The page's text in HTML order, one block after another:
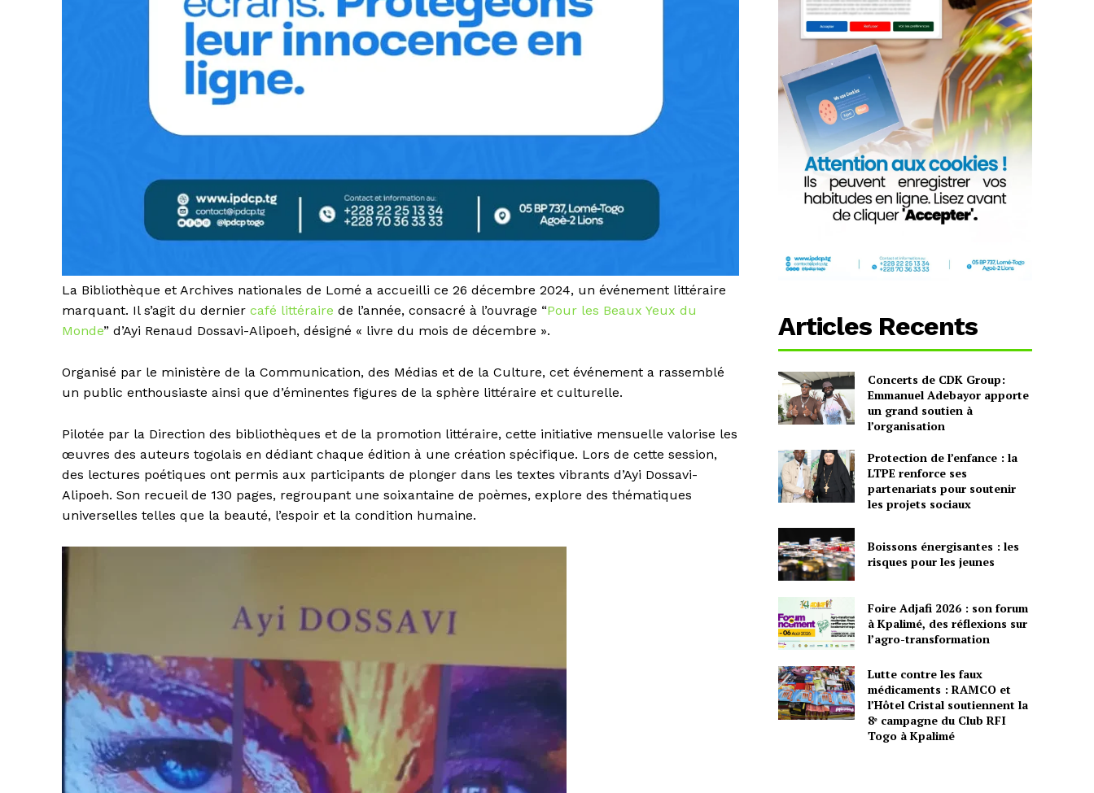
La Bibliothèque et Archives nationales de Lomé a accueilli ce 26 décembre 2024, un événement littéraire
marquant. Il s’agit du dernier café littéraire de l’année, consacré à l’ouvrage “Pour les Beaux Yeux du
Monde” d’Ayi Renaud Dossavi-Alipoeh, désigné « livre du mois de décembre ».
Organisé par le ministère de la Communication, des Médias et de la Culture, cet événement a rassemblé
un public enthousiaste ainsi que d’éminentes figures de la sphère littéraire et culturelle.
Pilotée par la Direction des bibliothèques et de la promotion littéraire, cette initiative mensuelle valorise les
œuvres des auteurs togolais en dédiant chaque édition à une création spécifique. Lors de cette session,
des lectures poétiques ont permis aux participants de plonger dans les textes vibrants d’Ayi Dossavi-
Alipoeh. Son recueil de 130 pages, regroupant une soixantaine de poèmes, explore des thématiques
universelles telles que la beauté, l’espoir et la condition humaine.
Articles Recents
Concerts de CDK Group:
Emmanuel Adebayor apporte
un grand soutien à
l’organisation
Protection de l’enfance : la
LTPE renforce ses
partenariats pour soutenir
les projets sociaux
Boissons énergisantes : les
risques pour les jeunes
Foire Adjafi 2026 : son forum
à Kpalimé, des réflexions sur
l’agro-transformation
Lutte contre les faux
médicaments : RAMCO et
l’Hôtel Cristal soutiennent la
8ᵉ campagne du Club RFI
Togo à Kpalimé